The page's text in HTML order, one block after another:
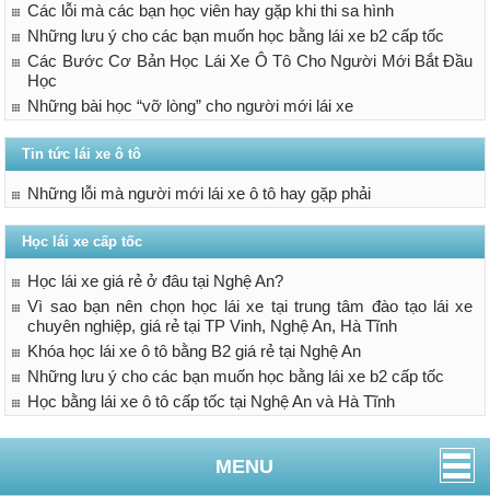
Các lỗi mà các bạn học viên hay gặp khi thi sa hình
Những lưu ý cho các bạn muốn học bằng lái xe b2 cấp tốc
Các Bước Cơ Bản Học Lái Xe Ô Tô Cho Người Mới Bắt Đầu
Học
Những bài học “vỡ lòng” cho người mới lái xe
Tin tức lái xe ô tô
Những lỗi mà người mới lái xe ô tô hay gặp phải
Học lái xe cấp tốc
Học lái xe giá rẻ ở đâu tại Nghệ An?
Vì sao bạn nên chọn học lái xe tại trung tâm đào tạo lái xe
chuyên nghiệp, giá rẻ tại TP Vinh, Nghệ An, Hà Tĩnh
Khóa học lái xe ô tô bằng B2 giá rẻ tại Nghệ An
Những lưu ý cho các bạn muốn học bằng lái xe b2 cấp tốc
Học bằng lái xe ô tô cấp tốc tại Nghệ An và Hà Tĩnh
MENU